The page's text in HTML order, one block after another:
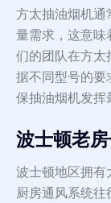
方太抽油烟机通
量需求，这意味
们的团队在方太
据不同型号的要
保抽油烟机发挥
波士顿老
波士顿地区拥有
厨房通风系统